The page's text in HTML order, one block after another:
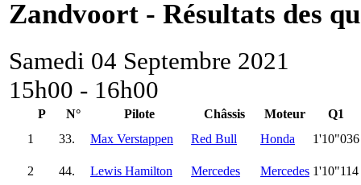
Zandvoort - Résultats des
Samedi 04 Septembre 2021
15h00 - 16h00
P N° Pilote Châssis Moteur
Q1
1
33. Max Verstappen Red Bull Honda 1'10"036
2 44. Lewis Hamilton Mercedes Mercedes 1'10"114